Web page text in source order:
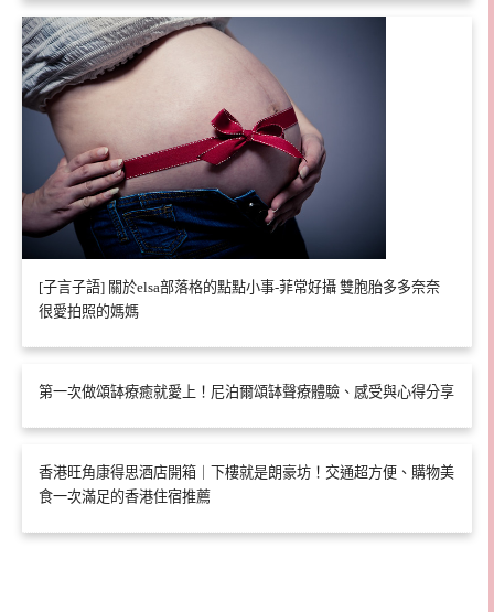
[子言子語] 關於elsa部落格的點點小事-菲常好攝 雙胞胎多多奈奈
很愛拍照的媽媽
第一次做頌缽療癒就愛上！尼泊爾頌缽聲療體驗、感受與心得分享
香港旺角康得思酒店開箱｜下樓就是朗豪坊！交通超方便、購物美
食一次滿足的香港住宿推薦